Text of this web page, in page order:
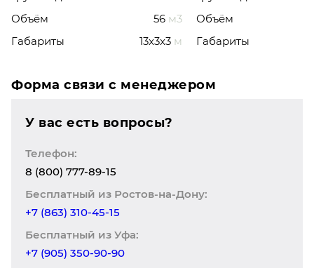
Объём
56 м3
Габариты
13x3x3 м
Объём
Габариты
Форма связи с менеджером
У вас есть вопросы?
Телефон:
8 (800) 777-89-15
Бесплатный из Ростов-на-Дону:
+7 (863) 310-45-15
Бесплатный из Уфа:
+7 (905) 350-90-90